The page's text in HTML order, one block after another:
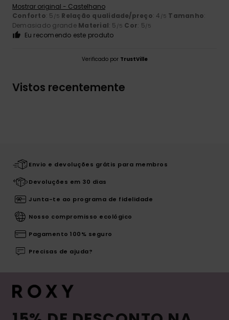
Mostrar original - Castelhano
Conforto: 5 /5 Relação qualidade/preço: 4 /5 Tamanho:
Demasiado grande Material: 5 /5 Cor: 5/5
Eu recomendo este produto
Verificado por TrustVille
Vistos recentemente
Envio e devoluções grátis para membros
Devoluções em 30 dias
Junta-te ao programa de fidelidade
Nosso compromisso ecológico
Pagamento 100% seguro
Precisas de ajuda?